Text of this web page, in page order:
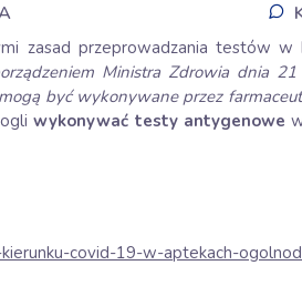
zasad przeprowadzania testów w
Ministra Zdrowia dnia
być wykonywane przez
wykonywać testy antygenowe
covid-19-w-aptekach-